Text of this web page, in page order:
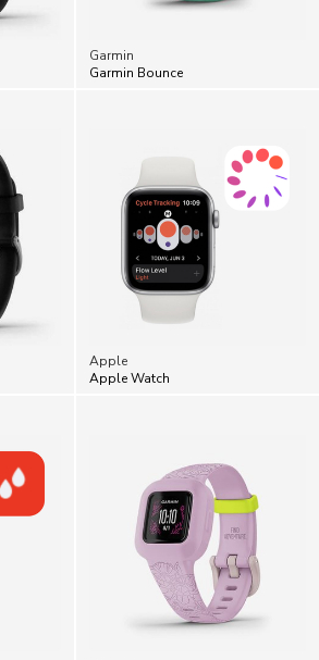
Garmin
Garmin Bounce
Apple
Apple Watch